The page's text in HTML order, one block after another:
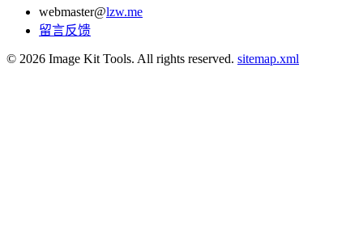
webmaster@lzw.me
留言反馈
© 2026 Image Kit Tools. All rights reserved. sitemap.xml